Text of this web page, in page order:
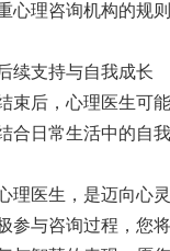
心理咨询机构的规
续支持与自我成长
束后，心理医生可
合日常生活中的自
理医生，是迈向心
参与咨询过程，您